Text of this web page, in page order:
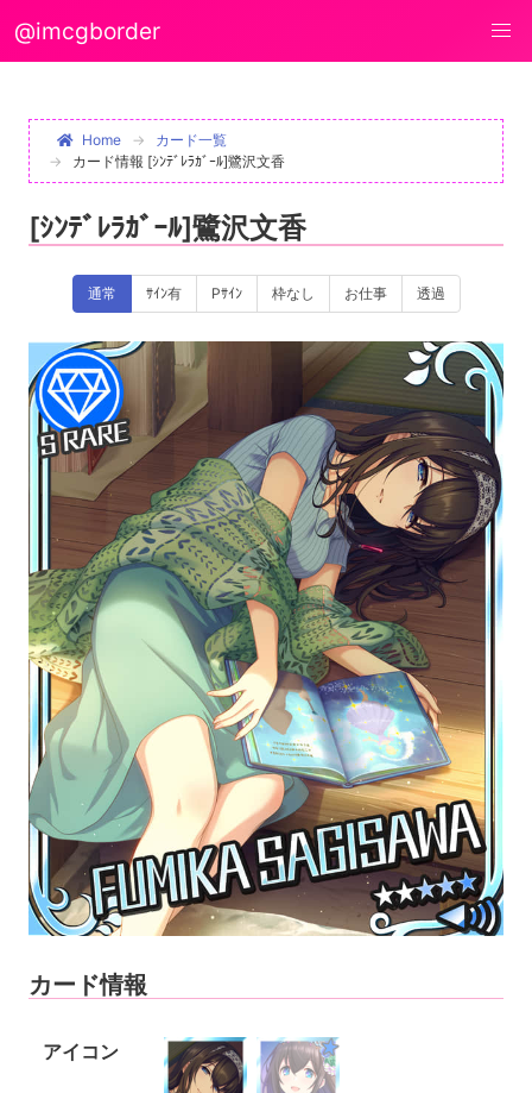
@imcgborder
Home
カード一覧
カード情報 [ｼﾝﾃﾞﾚﾗｶﾞｰﾙ]鷺沢文香
[ｼﾝﾃﾞﾚﾗｶﾞｰﾙ]鷺沢文香
通常 ｻｲﾝ有 Pｻｲﾝ 枠なし お仕事 透過
カード情報
アイコン